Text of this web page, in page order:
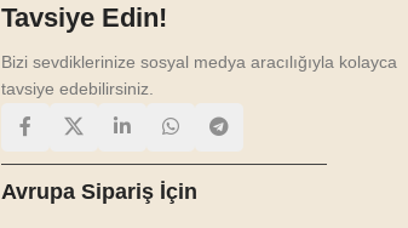
Tavsiye Edin!
Bizi sevdiklerinize sosyal medya aracılığıyla kolayca
tavsiye edebilirsiniz.
Avrupa Sipariş İçin